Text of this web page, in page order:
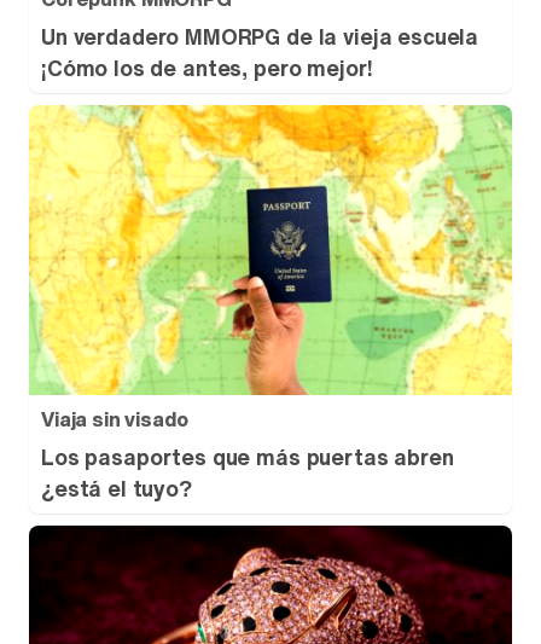
Un verdadero MMORPG de la vieja escuela
¡Cómo los de antes, pero mejor!
Viaja sin visado
Los pasaportes que más puertas abren
¿está el tuyo?